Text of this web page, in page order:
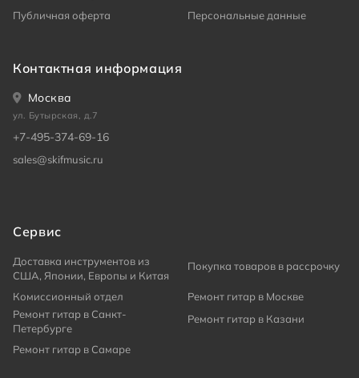
Публичная оферта
Персональные данные
Контактная информация
Москва
ул. Бутырская, д.7
+7-495-374-69-16
sales@skifmusic.ru
Сервис
Доставка инструментов из
США, Японии, Европы и Китая
Покупка товаров в рассрочку
Комиссионный отдел
Ремонт гитар в Москве
Ремонт гитар в Санкт-
Петербурге
Ремонт гитар в Казани
Ремонт гитар в Самаре